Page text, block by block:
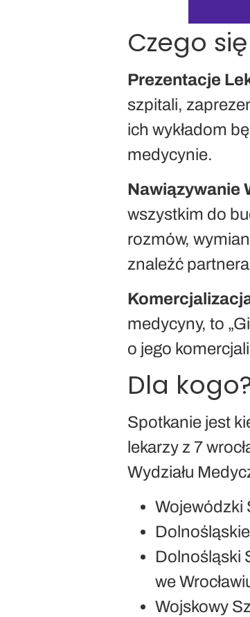
Czego
Prezentacje
szpitali,
ich wykładom
medycynie.
Nawiązywanie
wszystkim do
rozmów,
znaleźć
medycyny, to
o jego
Dla
Spotkanie jest
lekarzy z 7
Wydziału
Wojewódzki
Dolnośląski
we
Wojskowy